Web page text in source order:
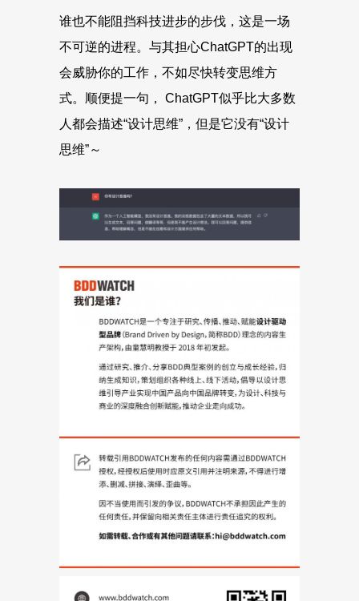
谁也不能阻挡科技进步的步伐，这是一场
不可逆的进程。与其担心ChatGPT的出现
会威胁你的工作，不如尽快转变思维方
式。顺便提一句， ChatGPT似乎比大多数
人都会描述“设计思维”，但是它没有“设计
思维”～